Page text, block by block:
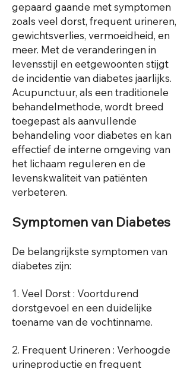
gepaard gaande met symptomen
zoals veel dorst, frequent urineren,
gewichtsverlies, vermoeidheid, en
meer. Met de veranderingen in
levensstijl en eetgewoonten stijgt
de incidentie van diabetes jaarlijks.
Acupunctuur, als een traditionele
behandelmethode, wordt breed
toegepast als aanvullende
behandeling voor diabetes en kan
effectief de interne omgeving van
het lichaam reguleren en de
levenskwaliteit van patiënten
verbeteren.
Symptomen van Diabetes
De belangrijkste symptomen van
diabetes zijn:
1. Veel Dorst : Voortdurend
dorstgevoel en een duidelijke
toename van de vochtinname.
2. Frequent Urineren : Verhoogde
urineproductie en frequent